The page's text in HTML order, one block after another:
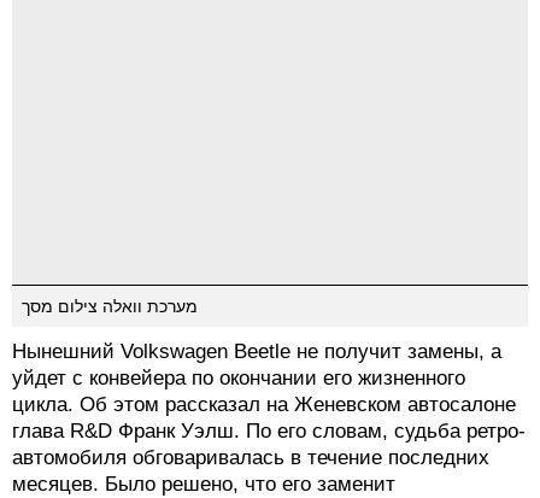
מערכת וואלה צילום מסך
Нынешний Volkswagen Beetle не получит замены, а
уйдет с конвейера по окончании его жизненного
цикла. Об этом рассказал на Женевском автосалоне
глава R&D Франк Уэлш. По его словам, судьба ретро-
автомобиля обговаривалась в течение последних
месяцев. Было решено, что его заменит